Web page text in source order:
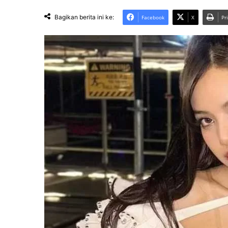
Bagikan berita ini ke: Facebook X